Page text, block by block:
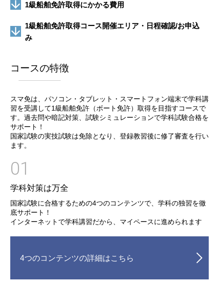
1級船舶免許取得にかかる費用
1級船舶免許取得コース開催エリア・日程確認/お申込
み
コースの特徴
スマ免は、パソコン・タブレット・スマートフォン端末で学科講
習を受講して1級船舶免許（ボート免許）取得を目指すコースで
す。過去問や暗記対策、試験シミュレーションで学科試験合格を
サポート！
国家試験の実技試験は免除となり、登録教習後に修了審査を行い
ます。
01
学科対策は万全
国家試験に合格するための4つのコンテンツで、学科の独習を徹
底サポート！
インターネットで学科講習だから、マイペースに進められます
4つのコンテンツの詳細はこちら